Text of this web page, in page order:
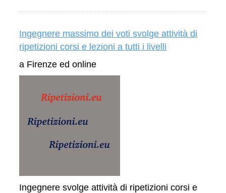
Ingegnere massimo dei voti svolge attività di
ripetizioni corsi e lezioni a tutti i livelli
a Firenze ed online
Ingegnere svolge attività di ripetizioni corsi e